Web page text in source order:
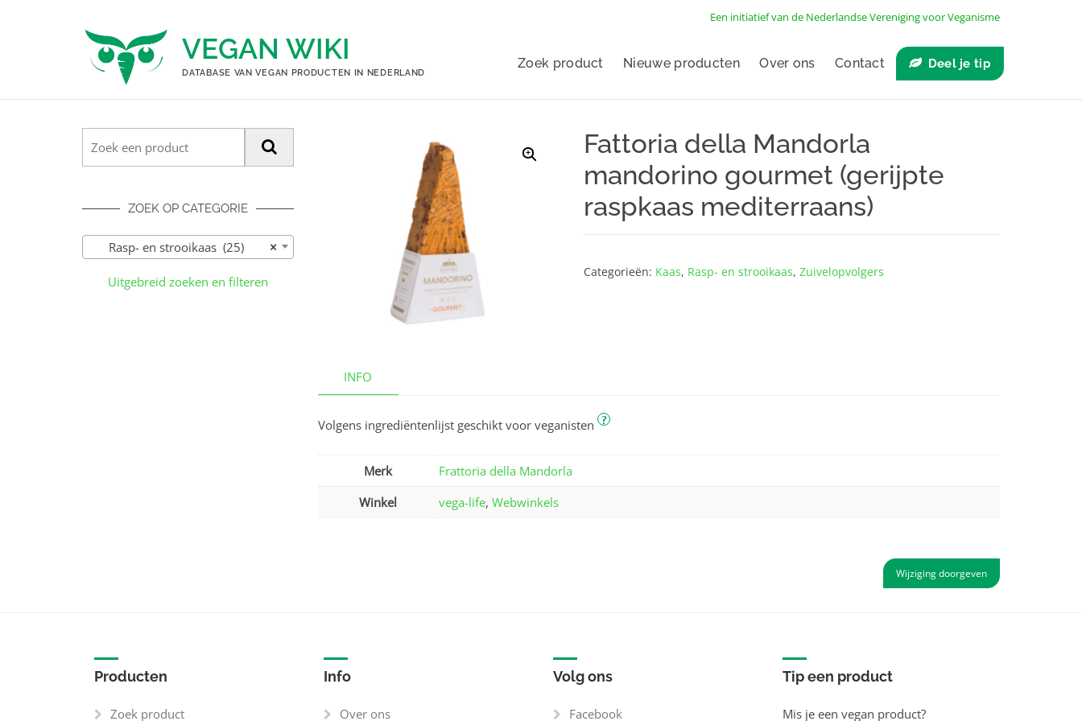
Een initiatief van de Nederlandse Vereniging voor Veganisme
VEGAN WIKI
DATABASE VAN VEGAN PRODUCTEN IN NEDERLAND
Zoek product Nieuwe producten Over ons Contact Deel je tip
Fattoria della Mandorla
mandorino gourmet (gerijpte
raspkaas mediterraans)
Categorieën: Kaas, Rasp- en strooikaas,Zuivelopvolgers
INFO
Volgens ingrediëntenlijst geschikt voor veganisten ?
Merk
Frattoria della Mandorla
Winkel
vega-life, Webwinkels
Wijziging doorgeven
ZOEK OP CATEGORIE
×
Rasp- en strooikaas (25)
Uitgebreid zoeken en filteren
Producten
Zoek product
Info
Over ons
Volg ons
Facebook
Tip een product
Mis je een vegan product?